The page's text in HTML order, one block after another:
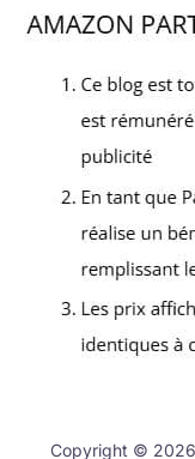
Copyright © 2026